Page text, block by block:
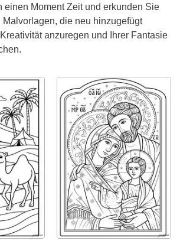
einen Moment Zeit und erkunden Sie
Malvorlagen, die neu hinzugefügt
anzuregen und Ihrer Fantasie